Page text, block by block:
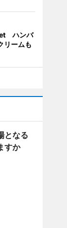
ハンバ
リームも
となる
すか